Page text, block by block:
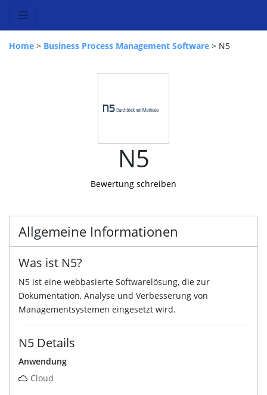
Home > Business Process Management Software > N5
N5
Bewertung schreiben
Allgemeine Informationen
Was ist N5?
N5 ist eine webbasierte Softwarelösung, die zur
Dokumentation, Analyse und Verbesserung von
Managementsystemen eingesetzt wird.
N5 Details
Anwendung
Cloud